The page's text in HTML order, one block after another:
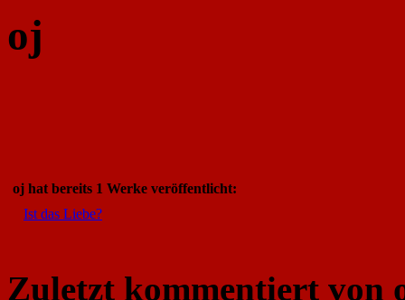
oj
oj hat bereits 1 Werke veröffentlicht:
Ist das Liebe?
Zuletzt kommentiert von